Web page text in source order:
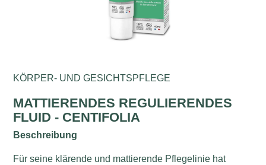
KÖRPER- UND GESICHTSPFLEGE
MATTIERENDES REGULIERENDES
FLUID - CENTIFOLIA
Beschreibung
Für seine klärende und mattierende Pflegelinie hat